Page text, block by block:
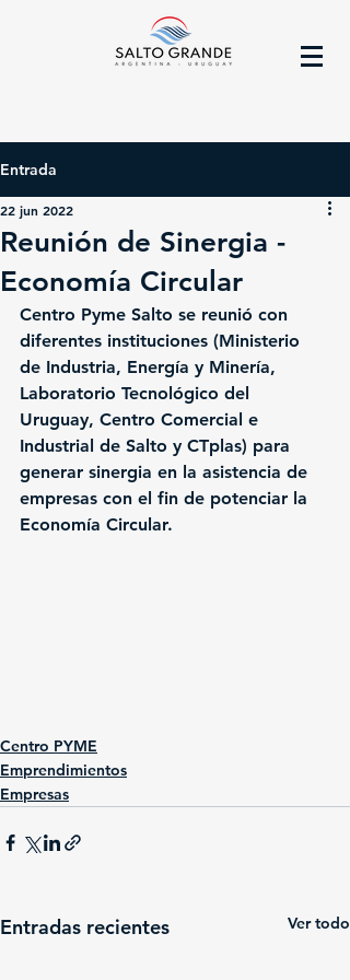
Entrada
Reunión de Sinergia -
Economía Circular
22 jun 2022
Centro Pyme Salto se reunió con
diferentes instituciones (Ministerio
de Industria, Energía y Minería,
Laboratorio Tecnológico del
Uruguay, Centro Comercial e
Industrial de Salto y CTplas) para
generar sinergia en la asistencia de
empresas con el fin de potenciar la
Economía Circular.
Centro PYME
Emprendimientos
Empresas
Entradas recientes Ver todo